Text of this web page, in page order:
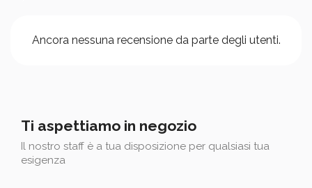
Ancora nessuna recensione da parte degli utenti.
Ti aspettiamo in negozio
Il nostro staff è a tua disposizione per qualsiasi tua
esigenza